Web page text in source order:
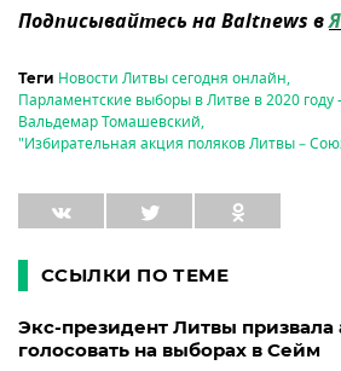
Подписывайтесь на Baltnews в
Теги Новости Литвы сегодня онлайн,
Парламентские выборы в Литве в 2020 году
Вальдемар Томашевский,
"Избирательная акция поляков Литвы –
ССЫЛКИ ПО ТЕМЕ
Экс-президент Литвы призвала
голосовать на выборах в Сейм